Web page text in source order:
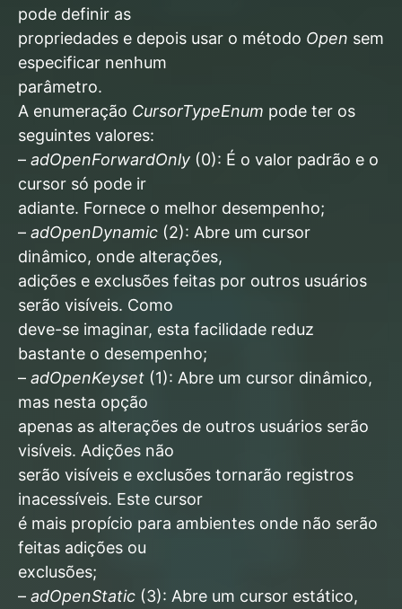
pode definir as
propriedades e depois usar o método Open sem
especificar nenhum
parâmetro.
A enumeração CursorTypeEnum pode ter os
seguintes valores:
– adOpenForwardOnly (0): É o valor padrão e o
cursor só pode ir
adiante. Fornece o melhor desempenho;
– adOpenDynamic (2): Abre um cursor
dinâmico, onde alterações,
adições e exclusões feitas por outros usuários
serão visíveis. Como
deve-se imaginar, esta facilidade reduz
bastante o desempenho;
– adOpenKeyset (1): Abre um cursor dinâmico,
mas nesta opção
apenas as alterações de outros usuários serão
visíveis. Adições não
serão visíveis e exclusões tornarão registros
inacessíveis. Este cursor
é mais propício para ambientes onde não serão
feitas adições ou
exclusões;
– adOpenStatic (3): Abre um cursor estático,